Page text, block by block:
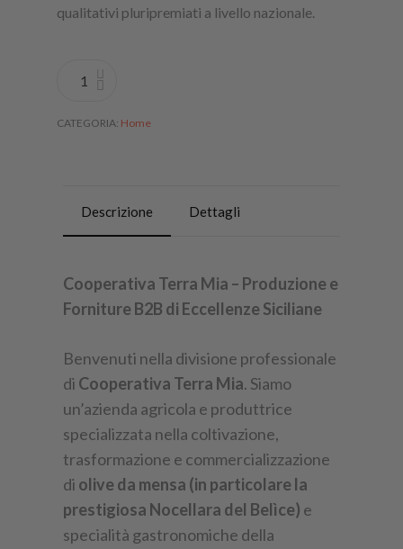
qualitativi pluripremiati a livello nazionale.
CATEGORIA Home
Descrizione Dettagli
Cooperativa Terra Mia – Produzione e
Forniture B2B di Eccellenze Siciliane
Benvenuti nella divisione professionale
di Cooperativa Terra Mia. Siamo
un’azienda agricola e produttrice
specializzata nella coltivazione,
trasformazione e commercializzazione
di olive da mensa (in particolare la
prestigiosa Nocellara del Belìce) e
specialità gastronomiche della